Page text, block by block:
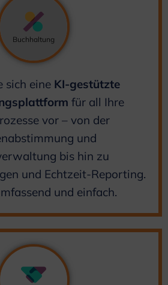
Buchhaltung
sich eine KI-gestützte
für all Ihre
vor – von der
und
bis hin zu
und Echtzeit-Reporting.
und einfach.